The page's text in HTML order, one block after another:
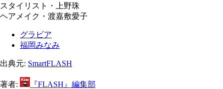
スタイリスト・上野珠
ヘアメイク・渡嘉敷愛子
グラビア
福岡みなみ
出典元: SmartFLASH
著者: 『FLASH』編集部